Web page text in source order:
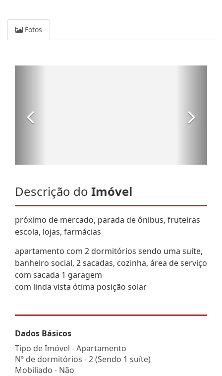
Fotos
Descrição do Imóvel
próximo de mercado, parada de ônibus, fruteiras
escola, lojas, farmácias
apartamento com 2 dormitórios sendo uma suite,
banheiro social, 2 sacadas, cozinha, área de serviço
com sacada 1 garagem
com linda vista ótima posição solar
Dados Básicos
Tipo de Imóvel - Apartamento
Nº de dormitórios - 2 (Sendo 1 suíte)
Mobiliado - Não